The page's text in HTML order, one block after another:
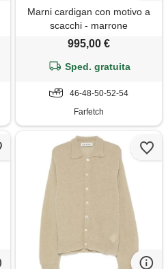
Marni cardigan con motivo a
scacchi - marrone
995,00 €
Sped. gratuita
46-48-50-52-54
Farfetch